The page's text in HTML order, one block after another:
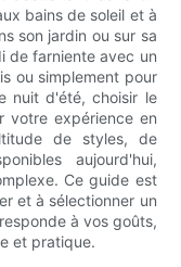
bains de soleil et à
son jardin ou sur sa
de farniente avec un
ou simplement pour
nuit d'été, choisir le
votre expérience en
de styles, de
aujourd'hui,
Ce guide est
et à sélectionner un
à vos goûts,
et pratique.